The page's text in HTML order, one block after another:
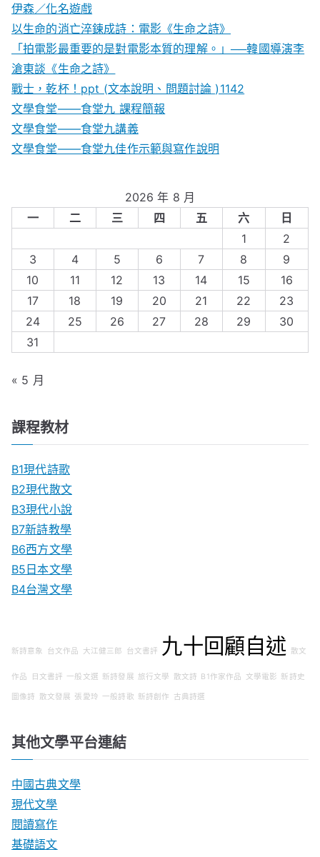
伊森／化名遊戲
以生命的消亡淬鍊成詩：電影《生命之詩》
「拍電影最重要的是對電影本質的理解。」──韓國導演李
滄東談《生命之詩》
戰士，乾杯！ppt (文本說明、問題討論 )1142
文學食堂——食堂九 課程簡報
文學食堂――食堂九講義
文學食堂——食堂九佳作示範與寫作說明
2026 年 8 月
一
二 三 四 五 六
日
1
2
3
4 5 6 7 8
9
10
11 12 13 14 15
16
17
18 19 20 21 22
23
24
25 26 27 28 29
30
31
« 5 月
課程教材
B1現代詩歌
B2現代散文
B3現代小說
B7新詩教學
B6西方文學
B5日本文學
B4台灣文學
新詩意象 台文作品 大江健三郎 台文書評 九十回顧自述 散文
作品 日文書評 一般文選 新詩發展 旅行文學 散文詩 B1作家作品 文學電影 新詩史
圖像詩 散文發展 張愛玲 一般詩歌 新詩創作 古典詩選
其他文學平台連結
中國古典文學
現代文學
閱讀寫作
基礎語文